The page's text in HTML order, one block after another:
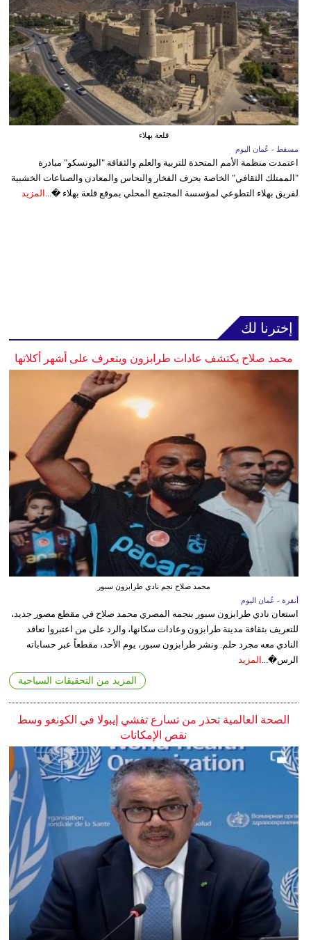
قلعة بهلاء
مسقط - عُمان اليوم
اعتمدت منظمة الأمم المتحدة للتربية والعلم والثقافة "اليونسكو" مبادرة
"الممتلك الثقافي" الخاصة بحرف الفخار والنحاس والمعادن والصناعات الخشبية
لفريق بهلاء التطوعي لمؤسسة المجتمع المحلي بموقع قلعة بهلاء �... المزيد
إخترنا لك
محمد صلاح يكتشف عادات طرابزون ويتعرف على أشهر أكلاتها
محمد صلاح نجم نادي طرابزون سبور
أنقرة - عُمان اليوم
استعان نادي طرابزون سبور بنجمه المصري محمد صلاح في مقطع مصور جديد،
للتعريف بثقافة مدينة طرابزون وعادات سكانها، والرد على من اعتبروا تعاقد
النادي معه مجرد حلم. ونشر طرابزون سبور، يوم الأحد، مقطعاً عبر حساباته
الرس�... المزيد
المزيد من التحقيقات السياحية
الصحة العالمية تحذر من تسارع تفشي إيبولا في الكونغو وسط
نقص الإمكانات